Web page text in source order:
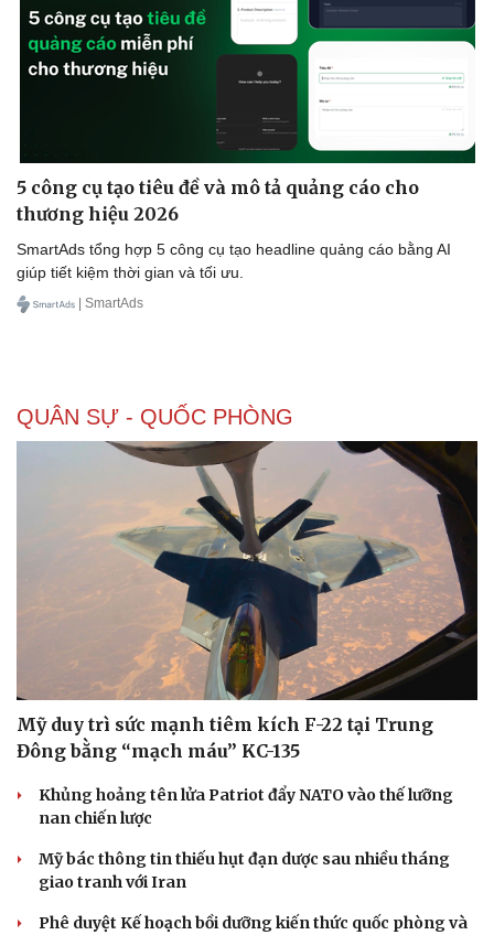
Doanh nghiệp 24h
Doanh nhân
Vì cộng đồng
Công nghệ
Sành điệu
Tin Công nghệ
Trải nghiệm
Chuyển đổi số
5 công cụ tạo tiêu đề và mô tả quảng cáo cho
thương hiệu 2026
SmartAds tổng hợp 5 công cụ tạo headline quảng cáo bằng AI
giúp tiết kiệm thời gian và tối ưu.
| SmartAds
QUÂN SỰ - QUỐC PHÒNG
Mỹ duy trì sức mạnh tiêm kích F-22 tại Trung
Đông bằng “mạch máu” KC-135
Khủng hoảng tên lửa Patriot đẩy NATO vào thế lưỡng
nan chiến lược
Mỹ bác thông tin thiếu hụt đạn dược sau nhiều tháng
giao tranh với Iran
Phê duyệt Kế hoạch bồi dưỡng kiến thức quốc phòng và